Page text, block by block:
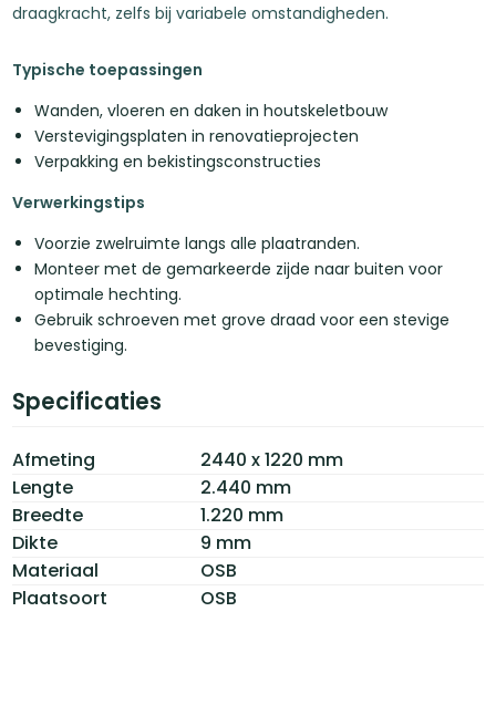
draagkracht, zelfs bij variabele omstandigheden.
Typische toepassingen
Wanden, vloeren en daken in houtskeletbouw
Verstevigingsplaten in renovatieprojecten
Verpakking en bekistingsconstructies
Verwerkingstips
Voorzie zwelruimte langs alle plaatranden.
Monteer met de gemarkeerde zijde naar buiten voor
optimale hechting.
Gebruik schroeven met grove draad voor een stevige
bevestiging.
Specificaties
Afmeting
2440 x 1220 mm
Lengte
2.440 mm
Breedte
1.220 mm
Dikte
9 mm
Materiaal
OSB
Plaatsoort
OSB